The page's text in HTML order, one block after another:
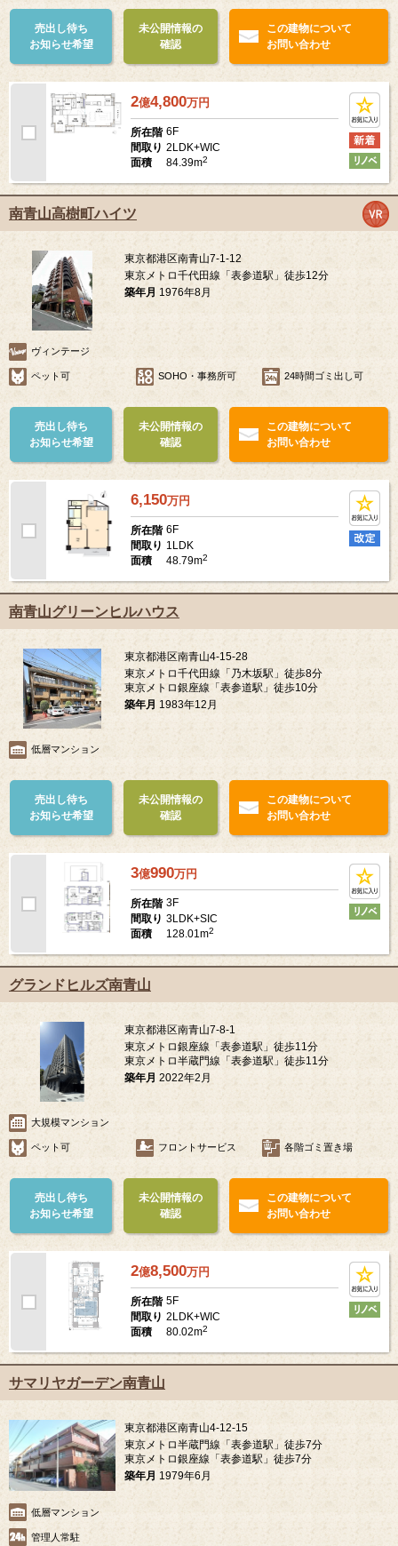
売出し待ち
お知らせ希望
未公開情報の
確認
この建物について
お問い合わせ
2億4,800万円
所在階 6F
間取り 2LDK+WIC
面積
84.39m2
南青山高樹町ハイツ
東京都港区南青山7-1-12
東京メトロ千代田線「表参道駅」徒歩12分
築年月 1976年8月
ヴィンテージ
ペット可 SOHO・事務所可 24時間ゴミ出し可
売出し待ち
お知らせ希望
未公開情報の
確認
この建物について
お問い合わせ
6,150万円
所在階 6F
間取り 1LDK
面積
48.79m2
南青山グリーンヒルハウス
東京都港区南青山4-15-28
東京メトロ千代田線「乃木坂駅」徒歩8分
東京メトロ銀座線「表参道駅」徒歩10分
築年月 1983年12月
低層マンション
売出し待ち
お知らせ希望
未公開情報の
確認
この建物について
お問い合わせ
3億990万円
所在階 3F
間取り 3LDK+SIC
面積
128.01m2
グランドヒルズ南青山
東京都港区南青山7-8-1
東京メトロ銀座線「表参道駅」徒歩11分
東京メトロ半蔵門線「表参道駅」徒歩11分
築年月 2022年2月
大規模マンション
ペット可 フロントサービス 各階ゴミ置き場
売出し待ち
お知らせ希望
未公開情報の
確認
この建物について
お問い合わせ
2億8,500万円
所在階 5F
間取り 2LDK+WIC
面積
80.02m2
サマリヤガーデン南青山
東京都港区南青山4-12-15
東京メトロ半蔵門線「表参道駅」徒歩7分
東京メトロ銀座線「表参道駅」徒歩7分
築年月 1979年6月
低層マンション
管理人常駐